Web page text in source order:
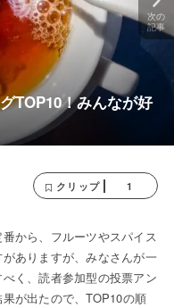
TOP10！みんなが好
次の
記事
クリップ 1
から、フルーツやスパイス
ありますが、みなさんが一
く、読者参加型の投票アン
が出たので、TOP10の順